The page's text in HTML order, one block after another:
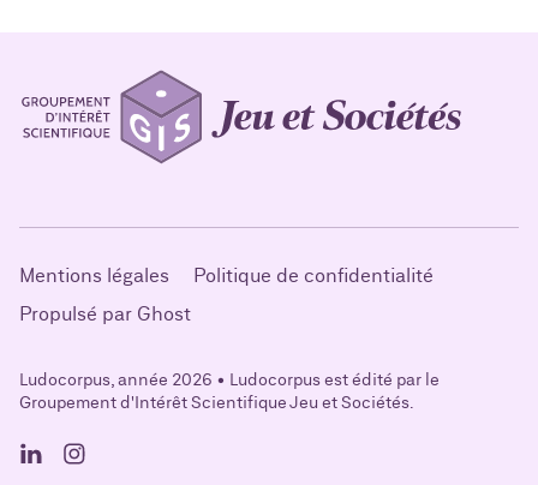
Mentions légales
Politique de confidentialité
Propulsé par Ghost
Ludocorpus, année 2026 • Ludocorpus est édité par le
Groupement d'Intérêt Scientifique Jeu et Sociétés.